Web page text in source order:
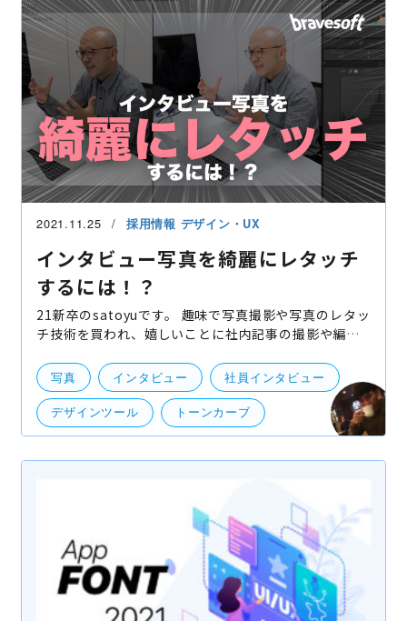
UI・UXデザイン
2021.11.25 採用情報 デザイン・UX
インタビュー写真を綺麗にレタッチ
するには！？
21新卒のsatoyuです。 趣味で写真撮影や写真のレタッ
チ技術を買われ、嬉しいことに社内記事の撮影や編集
「インタビュー写真を綺麗にレタッチするにはどうし
たらい
写真 インタビュー 社員インタビュー
デザインツール トーンカーブ